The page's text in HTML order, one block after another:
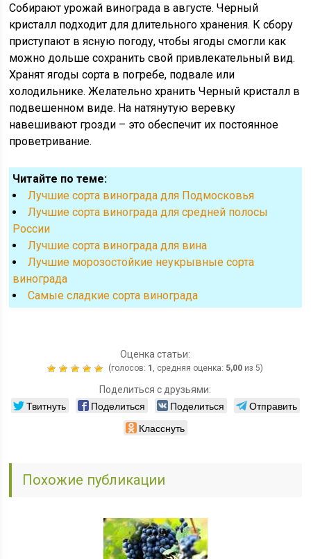
Собирают урожай винограда в августе. Черный
кристалл подходит для длительного хранения. К сбору
приступают в ясную погоду, чтобы ягоды смогли как
можно дольше сохранить свой привлекательный вид.
Хранят ягоды сорта в погребе, подвале или
холодильнике. Желательно хранить Черный кристалл в
подвешенном виде. На натянутую веревку
навешивают грозди – это обеспечит их постоянное
проветривание.
Читайте по теме:
Лучшие сорта винограда для Подмосковья
Лучшие сорта винограда для средней полосы
России
Лучшие сорта винограда для вина
Лучшие морозостойкие неукрывные сорта
винограда
Cамые сладкие сорта винограда
Оценка статьи:
(голосов: 1 , средняя оценка: 5,00 из 5)
Поделиться с друзьями:
Твитнуть Поделиться Поделиться
Отправить
Класснуть
Похожие публикации